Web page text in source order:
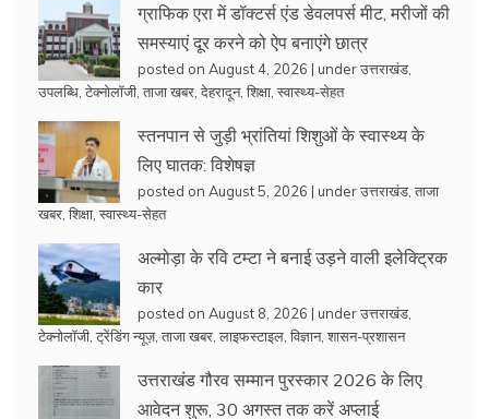
ग्राफिक एरा में डॉक्टर्स एंड डेवलपर्स मीट, मरीजों की
समस्याएं दूर करने को ऐप बनाएंगे छात्र
posted on August 4, 2026 | underउत्तराखंड
उपलब्धि टेक्नोलॉजी ताजा खबर देहरादून, शिक्षा स्वास्थ्य-सेहत
स्तनपान से जुड़ी भ्रांतियां शिशुओं के स्वास्थ्य के
लिए घातक: विशेषज्ञ
posted on August 5, 2026 | underउत्तराखंड ताजा
खबर शिक्षा स्वास्थ्य-सेहत
अल्मोड़ा के रवि टम्टा ने बनाई उड़ने वाली इलेक्ट्रिक
कार
posted on August 8, 2026 | underउत्तराखंड
टेक्नोलॉजी ट्रेंडिंग न्यूज़, ताजा खबर लाइफस्टाइल विज्ञान, शासन-प्रशासन
उत्तराखंड गौरव सम्मान पुरस्कार 2026 के लिए
आवेदन शुरू, 30 अगस्त तक करें अप्लाई